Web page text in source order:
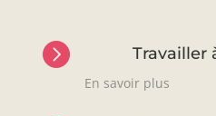
 Travailler
En savoir plus